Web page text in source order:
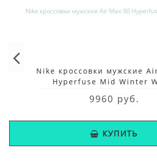
Nike кроссовки мужские
Hyperfuse Mid Winter
9960 руб.
КУПИТЬ